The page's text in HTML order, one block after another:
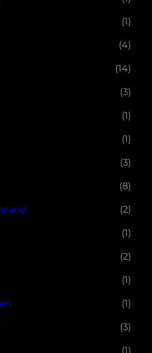
(1)
(4)
(14)
(3)
(1)
(1)
(3)
(8)
(2)
(1)
(2)
(1)
(1)
(3)
(1)